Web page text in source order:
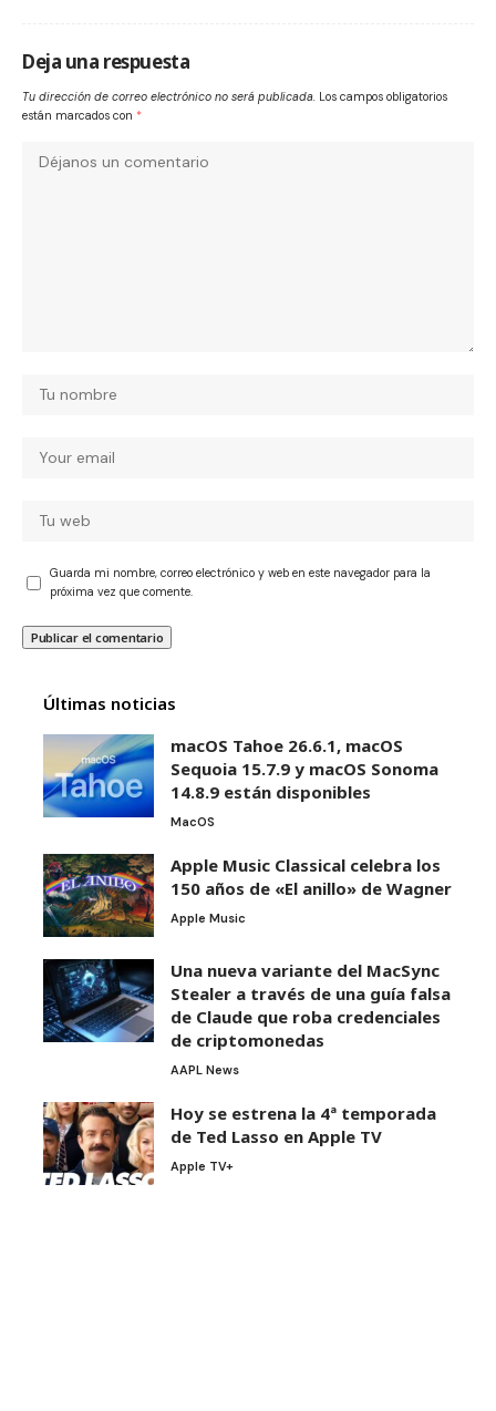
Deja una respuesta
Tu dirección de correo electrónico no será publicada. Los campos obligatorios
están marcados con *
Guarda mi nombre, correo electrónico y web en este navegador para la
próxima vez que comente.
Últimas noticias
macOS Tahoe 26.6.1, macOS
Sequoia 15.7.9 y macOS Sonoma
14.8.9 están disponibles
MacOS
Apple Music Classical celebra los
150 años de «El anillo» de Wagner
Apple Music
Una nueva variante del MacSync
Stealer a través de una guía falsa
de Claude que roba credenciales
de criptomonedas
AAPL News
Hoy se estrena la 4ª temporada
de Ted Lasso en Apple TV
Apple TV+